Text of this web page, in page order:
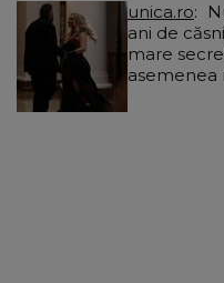
unica.ro
ani de
mare
asemenea